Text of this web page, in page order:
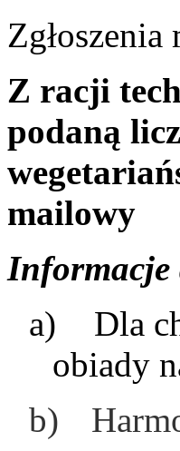
Zgłoszenia
Z racji
podaną
mailowy
Informacje
a)
Dla
obiady
b)